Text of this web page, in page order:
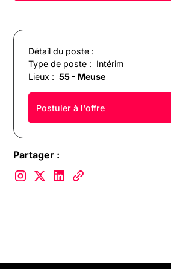
Détail du poste :
Type de poste : Intérim
Lieux : 55 - Meuse
Postuler à l'offre
Partager :